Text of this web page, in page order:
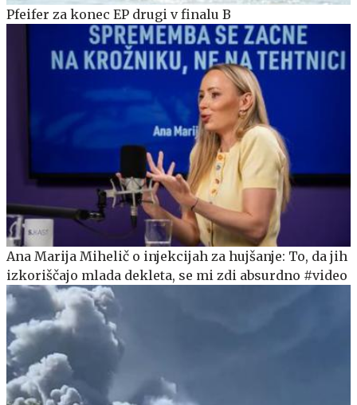
Pfeifer za konec EP drugi v finalu B
Ana Marija Mihelič o injekcijah za hujšanje: To, da jih
izkoriščajo mlada dekleta, se mi zdi absurdno #video